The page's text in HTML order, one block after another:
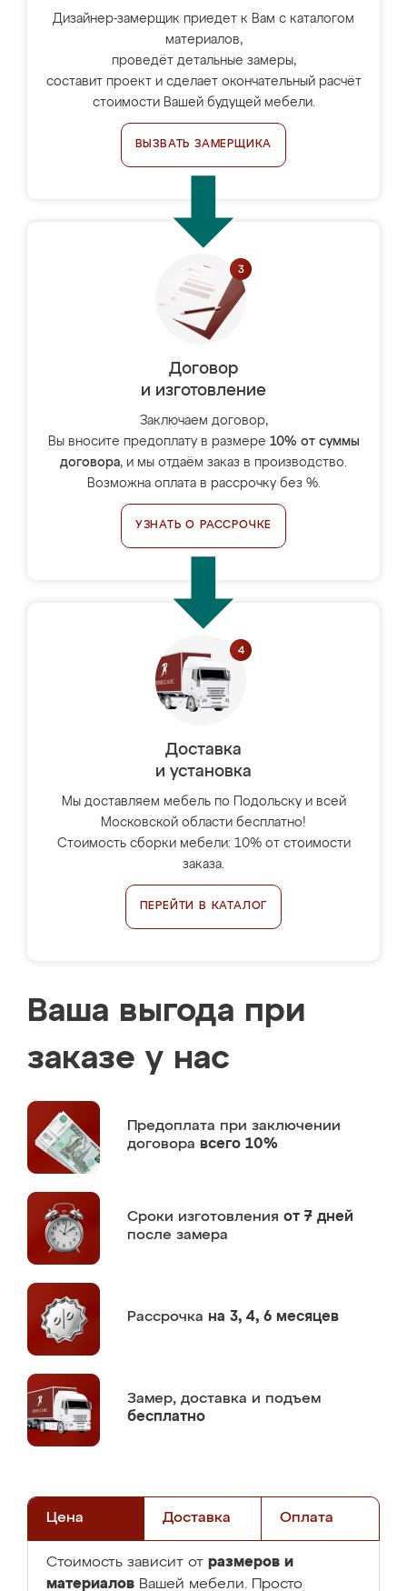
Дизайнер-замерщик приедет к Вам с каталогом
материалов,
проведёт детальные замеры,
составит проект и сделает окончательный расчёт
стоимости Вашей будущей мебели.
ВЫЗВАТЬ ЗАМЕРЩИКА
Договор
и изготовление
Заключаем договор,
Вы вносите предоплату в размере 10% от суммы
договора, и мы отдаём заказ в производство.
Возможна оплата в рассрочку без %.
УЗНАТЬ О РАССРОЧКЕ
Доставка
и установка
Мы доставляем мебель по Подольску и всей
Московской области бесплатно!
Стоимость сборки мебели: 10% от стоимости
заказа.
ПЕРЕЙТИ В КАТАЛОГ
Ваша выгода при
заказе у нас
Предоплата при заключении
договора всего 10%
Сроки изготовления от 7 дней
после замера
Рассрочка на 3, 4, 6 месяцев
Замер, доставка и подъем
бесплатно
Цена Доставка Оплата
Стоимость зависит от размеров и
материалов Вашей мебели. Просто